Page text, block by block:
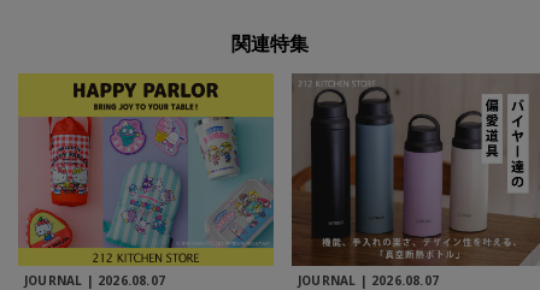
関連特集
JOURNAL | 2026.08.07 JOURNAL | 2026.08.07